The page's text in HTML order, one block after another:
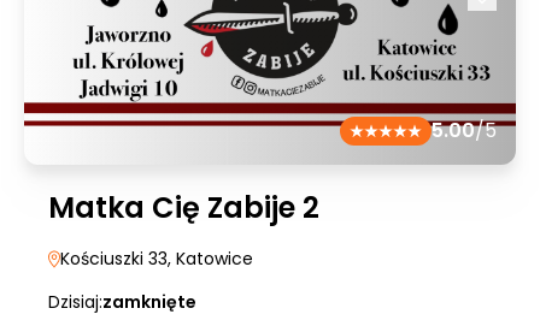
5.00/5
Matka Cię Zabije 2
Kościuszki 33, Katowice
Dzisiaj:zamknięte